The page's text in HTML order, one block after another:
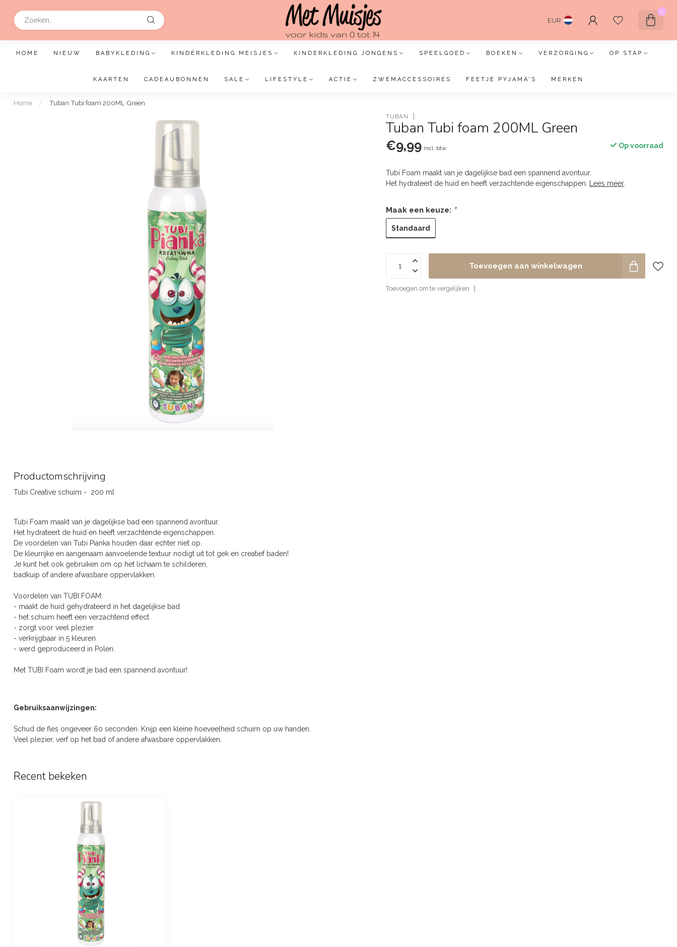
EUR
0
HOME NIEUW BABYKLEDING KINDERKLEDING MEISJES KINDERKLEDING JONGENS SPEELGOED BOEKEN VERZORGING OP STAP
KAARTEN CADEAUBONNEN SALE LIFESTYLE ACTIE ZWEMACCESSOIRES FEETJE PYJAMA'S MERKEN
Home / Tuban Tubi foam 200ML Green
TUBAN
Tuban Tubi foam 200ML Green
€9,99 Incl. btw Op voorraad
Tubi Foam maakt van je dagelijkse bad een spannend avontuur.
Het hydrateert de huid en heeft verzachtende eigenschappen.
Lees meer.
Maak een keuze: *
Standaard
Toevoegen aan winkelwagen
Toevoegen om te vergelijken
Productomschrijving
Tubi Creative schuim - 200 ml
Tubi Foam maakt van je dagelijkse bad een spannend avontuur.
Het hydrateert de huid en heeft verzachtende eigenschappen.
De voordelen van Tubi Pianka houden daar echter niet op.
De kleurrijke en aangenaam aanvoelende textuur nodigt uit tot gek en creatief baden!
Je kunt het ook gebruiken om op het lichaam te schilderen,
badkuip of andere afwasbare oppervlakken.
Voordelen van TUBI FOAM:
- maakt de huid gehydrateerd in het dagelijkse bad
- het schuim heeft een verzachtend effect
- zorgt voor veel plezier
- verkrijgbaar in 5 kleuren
- werd geproduceerd in Polen.
Met TUBI Foam wordt je bad een spannend avontuur!
Gebruiksaanwijzingen:
Schud de fles ongeveer 60 seconden. Knijp een kleine hoeveelheid schuim op uw handen.
Veel plezier, verf op het bad of andere afwasbare oppervlakken.
Recent bekeken